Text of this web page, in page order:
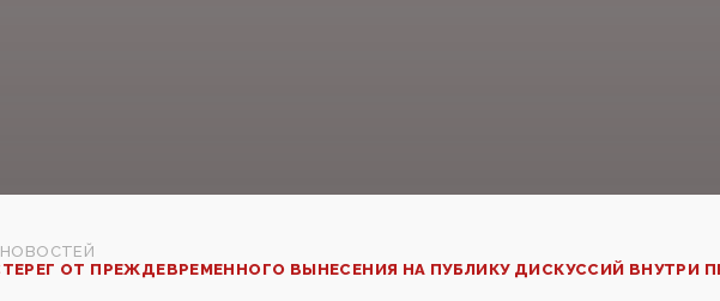
ОТ ПРЕЖДЕВРЕМЕННОГО ВЫНЕСЕНИЯ НА ПУБЛИКУ ДИСКУССИЙ ВНУТРИ